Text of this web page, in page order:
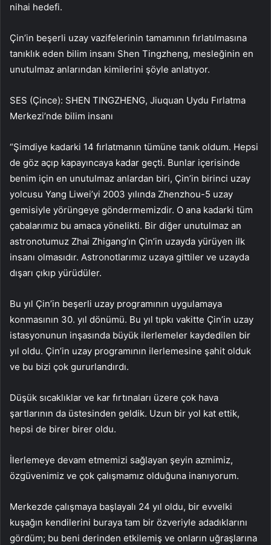
nihai hedefi.
Çin’in beşerli uzay vazifelerinin tamamının fırlatılmasına
tanıklık eden bilim insanı Shen Tingzheng, mesleğinin en
unutulmaz anlarından kimilerini şöyle anlatıyor.
SES (Çince): SHEN TINGZHENG, Jiuquan Uydu Fırlatma
Merkezi’nde bilim insanı
“Şimdiye kadarki 14 fırlatmanın tümüne tanık oldum. Hepsi
de göz açıp kapayıncaya kadar geçti. Bunlar içerisinde
benim için en unutulmaz anlardan biri, Çin’in birinci uzay
yolcusu Yang Liwei’yi 2003 yılında Zhenzhou-5 uzay
gemisiyle yörüngeye göndermemizdir. O ana kadarki tüm
çabalarımız bu amaca yönelikti. Bir diğer unutulmaz an
astronotumuz Zhai Zhigang’ın Çin’in uzayda yürüyen ilk
insanı olmasıdır. Astronotlarımız uzaya gittiler ve uzayda
dışarı çıkıp yürüdüler.
Bu yıl Çin’in beşerli uzay programının uygulamaya
konmasının 30. yıl dönümü. Bu yıl tıpkı vakitte Çin’in uzay
istasyonunun inşasında büyük ilerlemeler kaydedilen bir
yıl oldu. Çin’in uzay programının ilerlemesine şahit olduk
ve bu bizi çok gururlandırdı.
Düşük sıcaklıklar ve kar fırtınaları üzere çok hava
şartlarının da üstesinden geldik. Uzun bir yol kat ettik,
hepsi de birer birer oldu.
İlerlemeye devam etmemizi sağlayan şeyin azmimiz,
özgüvenimiz ve çok çalışmamız olduğuna inanıyorum.
Merkezde çalışmaya başlayalı 24 yıl oldu, bir evvelki
kuşağın kendilerini buraya tam bir özveriyle adadıklarını
gördüm; bu beni derinden etkilemiş ve onların uğraşlarına